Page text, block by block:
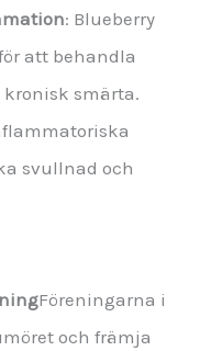
: Blueberry
att behandla
smärta.
svullnad och
Föreningarna i
och främja